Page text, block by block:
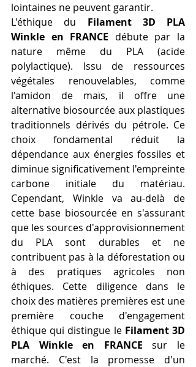
lointaines ne peuvent garantir.
L'éthique du Filament 3D PLA
Winkle en FRANCE débute par la
nature même du PLA (acide
polylactique). Issu de ressources
végétales renouvelables, comme
l'amidon de maïs, il offre une
alternative biosourcée aux plastiques
traditionnels dérivés du pétrole. Ce
choix fondamental réduit la
dépendance aux énergies fossiles et
diminue significativement l'empreinte
carbone initiale du matériau.
Cependant, Winkle va au-delà de
cette base biosourcée en s'assurant
que les sources d'approvisionnement
du PLA sont durables et ne
contribuent pas à la déforestation ou
à des pratiques agricoles non
éthiques. Cette diligence dans le
choix des matières premières est une
première couche d'engagement
éthique qui distingue le Filament 3D
PLA Winkle en FRANCE sur le
marché. C'est la promesse d'un